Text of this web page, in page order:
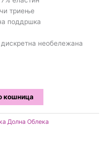
триење
поддршка
необележана
кошница
Долна Облека